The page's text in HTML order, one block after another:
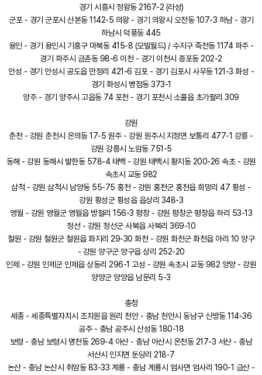
경기 시흥시 정왕동 2167-2 (라성)
군포 - 경기 군포시 산본동 1142-5 의왕 - 경기 의왕시 오전동 107-3 하남 - 경기
하남시 덕풍동 445
용인 - 경기 용인시 기흥구 마북동 415-8 (모빌월드) / 수지구 죽전동 1174 파주 -
경기 파주시 금촌동 98-6 이천 - 경기 이천시 증포동 202-2
안성 - 경기 안성시 공도읍 만정리 421-6 김포 - 경기 김포시 사우동 121-3 화성 -
경기 화성시 병점동 373-1
양주 - 경기 양주시 고읍동 74 포천 - 경기 포천시 소흘읍 초가팔리 309
강원
춘천 - 강원 춘천시 온의동 17-5 원주 - 강원 원주시 지정면 보통리 477-1 강릉 -
강원 강릉시 노암동 751-5
동해 - 강원 동해시 발한동 578-4 태백 - 강원 태백시 황지동 200-26 속초 - 강원
속초시 교동 982
삼척 - 강원 삼척시 남양동 55-75 홍천 - 강원 홍천군 홍천읍 희망리 47 횡성 -
강원 횡성군 횡성읍 읍상리 348-3
영월 - 강원 영월군 영월읍 방절리 156-3 평창 - 강원 평창군 평창읍 하리 53-13
정선 - 강원 정선군 사북읍 사북리 369-10
철원 - 강원 철원군 철원읍 화지리 29-30 화천 - 강원 화천군 화천읍 아리 10 양구
- 강원 양구군 양구읍 상리 252-20
인제 - 강원 인제군 인제읍 상동리 296-1 고성 - 강원 속초시 교동 982 양양 - 강원
양양군 양양읍 남문리 5-3
충청
세종 - 세종특별자치시 조치원읍 원리 천안 - 충남 천안시 동남구 신방동 114-36
공주 - 충남 공주시 산성동 180-18
보령 - 충남 보령시 명천동 269-4 아산 - 충남 아산시 온천동 217-3 서산 - 충남
서산시 인지면 둔당리 218-7
논산 - 충남 논산시 취암동 83-33 계룡 - 충남 계룡시 엄사면 엄사리 190-1 금산 -